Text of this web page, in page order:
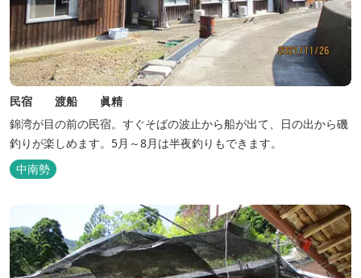
民宿 渡船 眞精
錦湾が目の前の民宿。すぐそばの波止から船が出て、日の出から磯
釣りが楽しめます。5月～8月は半夜釣りもできます。
中南勢